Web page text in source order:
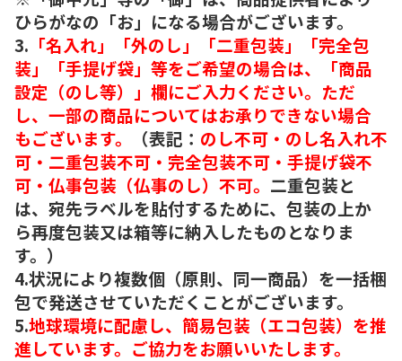
ひらがなの「お」になる場合がございます。
3. 「名入れ」「外のし」「二重包装」「完全包
装」「手提げ袋」等をご希望の場合は、「商品
設定（のし等）」欄にご入力ください。ただ
し、一部の商品についてはお承りできない場合
もございます。
（表記： のし不可・のし名入れ不
可・二重包装不可・完全包装不可・手提げ袋不
可・仏事包装（仏事のし）不可。 二重包装と
は、宛先ラベルを貼付するために、包装の上か
ら再度包装又は箱等に納入したものとなりま
す。）
4.状況により複数個（原則、同一商品）を一括梱
包で発送させていただくことがございます。
5.地球環境に配慮し、簡易包装（エコ包装）を推
進しています。ご協力をお願いいたします。